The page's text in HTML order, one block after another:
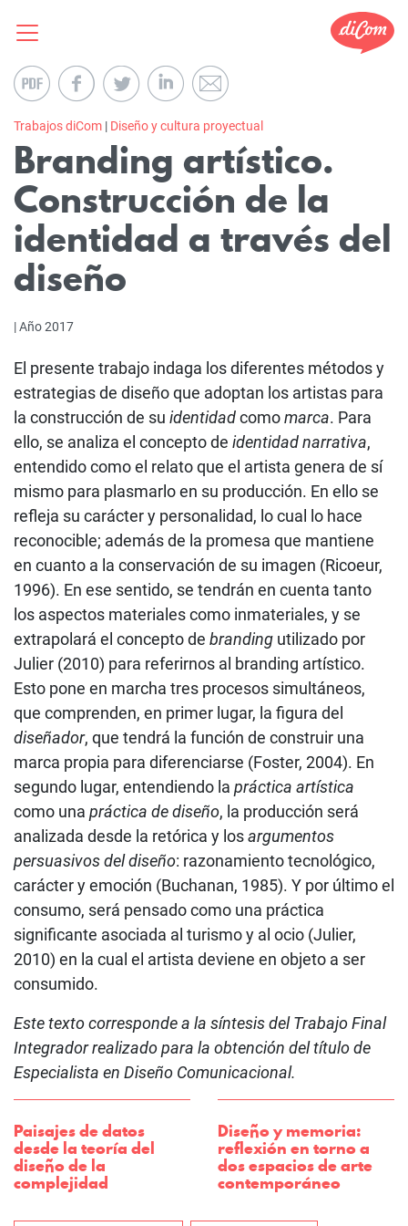
Trabajos diCom | Diseño y cultura proyectual
Branding artístico.
Construcción de la
identidad a través del
diseño
| Año 2017
El presente trabajo indaga los diferentes métodos y
estrategias de diseño que adoptan los artistas para
la construcción de su identidadcomomarca. Para
ello, se analiza el concepto de identidad narrativa,
entendido como el relato que el artista genera de sí
mismo para plasmarlo en su producción. En ello se
refleja su carácter y personalidad, lo cual lo hace
reconocible; además de la promesa que mantiene
en cuanto a la conservación de su imagen (Ricoeur,
1996). En ese sentido, se tendrán en cuenta tanto
los aspectos materiales como inmateriales, y se
extrapolará el concepto de branding utilizado por
Julier (2010) para referirnos al branding artístico.
Esto pone en marcha tres procesos simultáneos,
que comprenden, en primer lugar, la figura del
diseñador, que tendrá la función de construir una
marca propia para diferenciarse (Foster, 2004). En
segundo lugar, entendiendo la práctica artística
como una práctica de diseño, la producción será
analizada desde la retórica y losargumentos
persuasivos del diseño: razonamiento tecnológico,
carácter y emoción (Buchanan, 1985). Y por último el
consumo, será pensado como una práctica
significante asociada al turismo y al ocio (Julier,
2010) en la cual el artista deviene en objeto a ser
consumido.
Este texto corresponde a la síntesis del Trabajo Final
Integrador realizado para la obtención del título de
Especialista en Diseño Comunicacional.
Paisajes de datos
desde la teoría del
diseño de la
complejidad
Diseño y memoria:
reflexión en torno a
dos espacios de arte
contemporáneo